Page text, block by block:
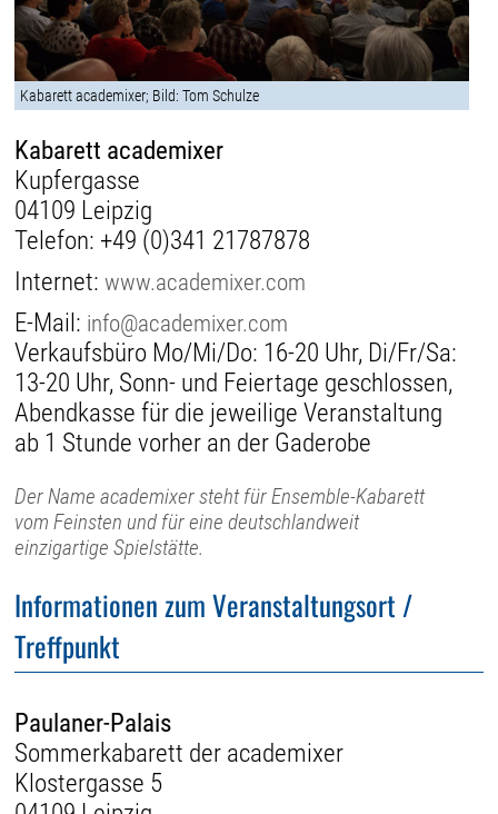
Kabarett academixer; Bild: Tom Schulze
Kabarett academixer
Kupfergasse
04109 Leipzig
Telefon: +49 (0)341 21787878
Internet:www.academixer.com
E-Mail: info@academixer.com
Verkaufsbüro Mo/Mi/Do: 16-20 Uhr, Di/Fr/Sa:
13-20 Uhr, Sonn- und Feiertage geschlossen,
Abendkasse für die jeweilige Veranstaltung
ab 1 Stunde vorher an der Gaderobe
Der Name academixer steht für Ensemble-Kabarett
vom Feinsten und für eine deutschlandweit
einzigartige Spielstätte.
Informationen zum Veranstaltungsort /
Treffpunkt
Paulaner-Palais
Sommerkabarett der academixer
Klostergasse 5